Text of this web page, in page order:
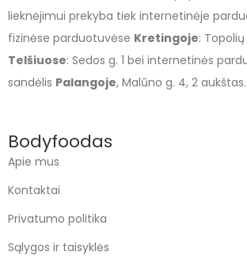
lieknėjimui prekyba tiek internetinėje
fizinėse parduotuvėse Kretingoje:
Telšiuose: Sedos g. 1 bei internetinės
sandėlis Palangoje, Malūno g. 4, 2 aukštas.
Bodyfoodas
Apie mus
Kontaktai
Privatumo politika
Sąlygos ir taisyklės